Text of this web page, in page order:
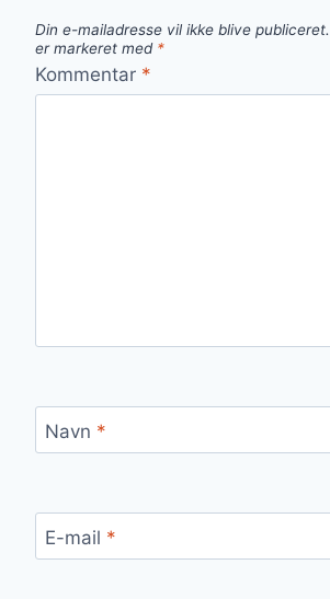
Din e-mailadresse vil ikke blive publiceret.
er markeret med *
Kommentar *
Navn *
E-mail *